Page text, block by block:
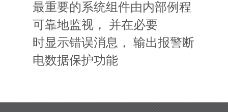
最重要的系统组件由内部例程
可靠地监视 ， 并在必要
时显示错误消息 ， 输出报警断
电数据保护功能